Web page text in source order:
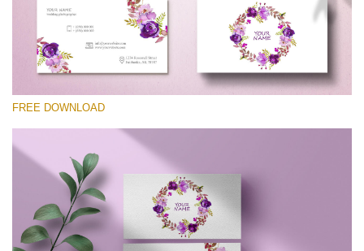
Por favor seleccione
Free Template #34
Photography Flyer Template
FREE DOWNLOAD